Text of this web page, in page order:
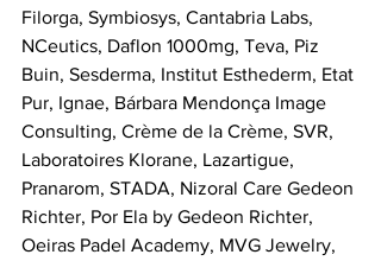
Filorga, Symbiosys, Cantabria Labs,
NCeutics, Daflon 1000mg, Teva, Piz
Buin, Sesderma, Institut Esthederm, Etat
Pur, Ignae, Bárbara Mendonça Image
Consulting, Crème de la Crème, SVR,
Laboratoires Klorane, Lazartigue,
Pranarom, STADA, Nizoral Care Gedeon
Richter, Por Ela by Gedeon Richter,
Oeiras Padel Academy, MVG Jewelry,